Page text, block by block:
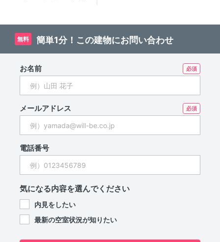
無料 簡単1分！この建物にお問い合わせ
お名前
メールアドレス
電話番号
気になる内容を選んでください
内見をしたい
最新の空室状況が知りたい